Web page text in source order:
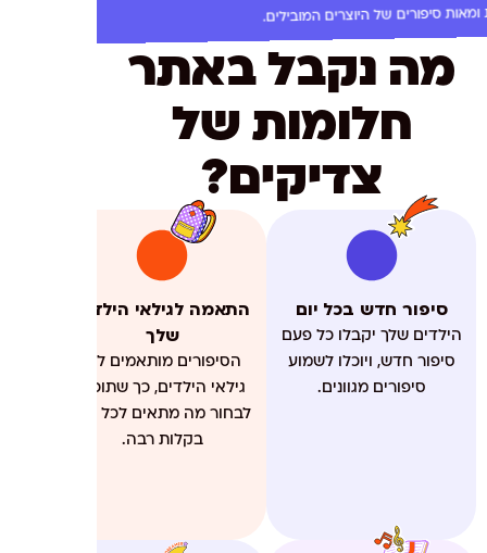
סיפורים של היוצרים המובילים.
מה נקבל באתר
חלומות של
צדיקים?
סיפור חדש בכל יום
הילדים שלך יקבלו כל פעם
סיפור חדש, ויוכלו לשמוע
סיפורים מגוונים.
התאמה לגילאי הילדים
שלך
הסיפורים מותאמים לפי
גילאי הילדים, כך שתוכלו
לבחור מה מתאים לכל ילד
בקלות רבה.